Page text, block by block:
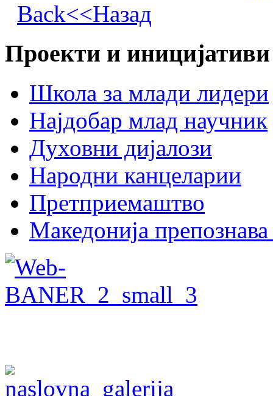
Back<<Назад
Проекти и иницијативи
Школа за млади лидери
Најдобар млад научник
Духовни дијалози
Народни канцеларии
Претприемаштво
Македонија